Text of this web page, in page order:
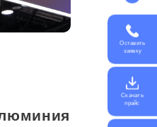
Оставить
заявку
Скачать
прайс